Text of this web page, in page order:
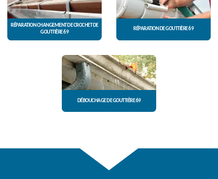
RÉPARATION CHANGEMENT DE CROCHET DE
GOUTTIÈRE 69
RÉPARATION DE GOUTTIÈRE 69
DÉBOUCHAGE DE GOUTTIÈRE 69